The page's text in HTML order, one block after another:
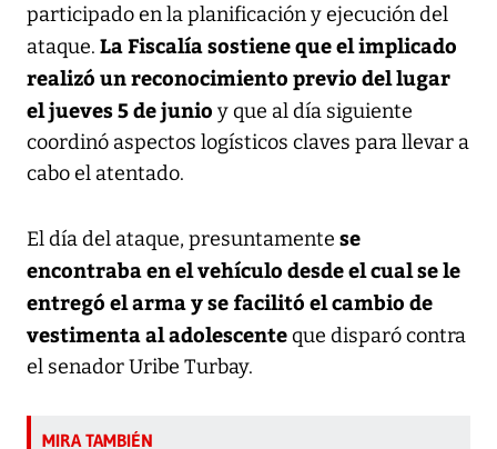
participado en la planificación y ejecución del
ataque. La Fiscalía sostiene que el implicado
realizó un reconocimiento previo del lugar
el jueves 5 de junio y que al día siguiente
coordinó aspectos logísticos claves para llevar a
cabo el atentado.
El día del ataque, presuntamente se
encontraba en el vehículo desde el cual se le
entregó el arma y se facilitó el cambio de
vestimenta al adolescenteque disparó contra
el senador Uribe Turbay.